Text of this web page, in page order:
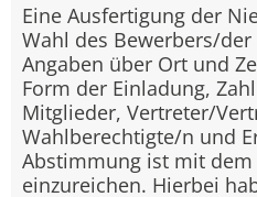
Eine Ausfertigung der
Wahl des Bewerbers/
Angaben über Ort und
Form der Einladung,
Mitglieder, Vertreter/
Wahlberechtigte/n und
Abstimmung ist mit
einzureichen. Hierbei